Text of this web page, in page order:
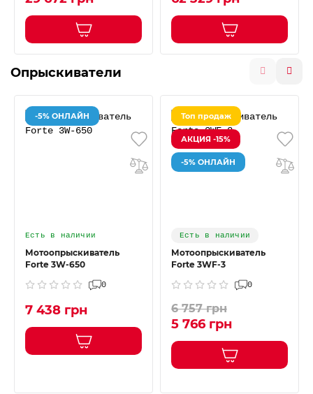
Опрыскиватели
-5% ОНЛАЙН
Есть в наличии
Мотоопрыскиватель
Forte 3W-650
0
7 438 грн
Топ продаж
АКЦИЯ -15%
-5% ОНЛАЙН
Есть в наличии
Мотоопрыскиватель
Forte 3WF-3
0
6 757 грн
5 766 грн